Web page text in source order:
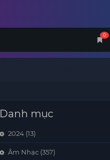
0
Danh mục
2024 (13)
Âm Nhạc (357)